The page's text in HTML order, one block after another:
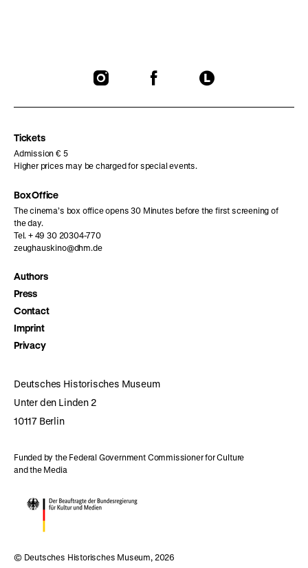
To
To
To
Tickets
Admission € 5
Higher prices may be charged for special events.
Box Office
The cinema’s box office opens 30 Minutes before the first screening of
the day.
Tel. + 49 30 20304-770
zeughauskino@dhm.de
Authors
Press
Contact
Imprint
Privacy
Deutsches Historisches Museum
Unter den Linden 2
10117 Berlin
Funded by the Federal Government Commissioner for Culture
and the Media
© Deutsches Historisches Museum, 2026